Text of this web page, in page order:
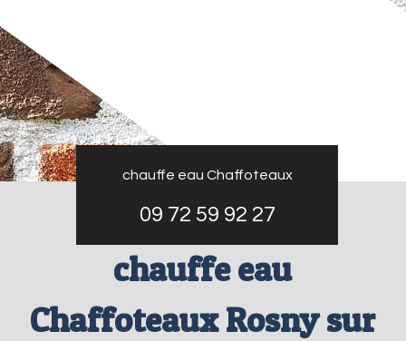
chauffe eau Chaffoteaux
09 72 59 92 27
chauffe eau
Chaffoteaux Rosny sur